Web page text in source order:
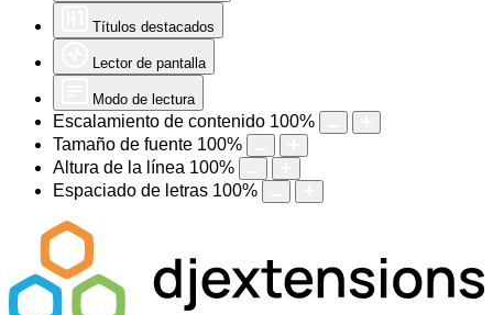
Títulos destacados
Lector de pantalla
Modo de lectura
Escalamiento de contenido 100%
Tamaño de fuente 100%
Altura de la línea 100%
Espaciado de letras 100%